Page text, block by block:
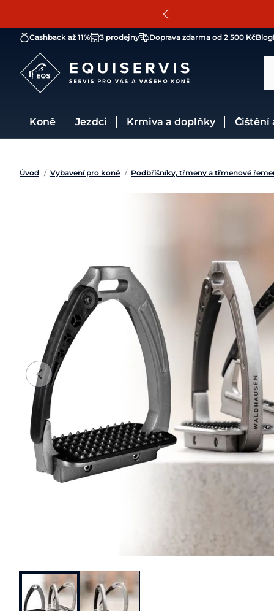
Cashback až 11% 3 prodejny Doprava zdarma od 2 500 KčBlog
Koně Jezdci Krmiva a doplňky
Úvod / Vybavení pro koně / Podbřišníky, třmeny a třmenové